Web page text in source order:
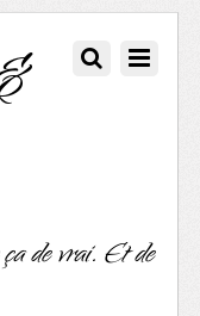
de vrai. Et de